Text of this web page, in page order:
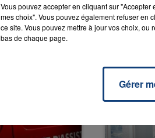
Vous pouvez accepter en cliquant sur
mes choix". Vous pouvez également refuser en
ce site. Vous pouvez mettre à jour vos choix,
bas de chaque page.
Gérer